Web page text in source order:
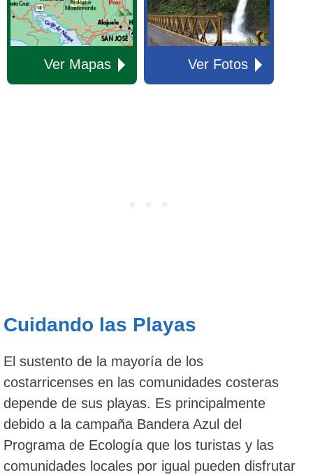
Ver Mapas Ver Fotos
Cuidando las Playas
El sustento de la mayoría de los
costarricenses en las comunidades costeras
depende de sus playas. Es principalmente
debido a la campaña Bandera Azul del
Programa de Ecología que los turistas y las
comunidades locales por igual pueden disfrutar